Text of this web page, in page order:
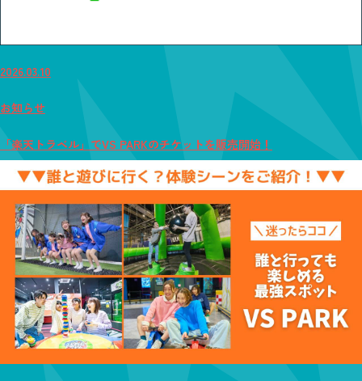
2026.03.10
お知らせ
「楽天トラベル」でVS PARKのチケットを販売開始！